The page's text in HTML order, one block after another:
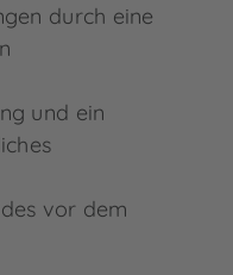
durch eine
und ein
vor dem